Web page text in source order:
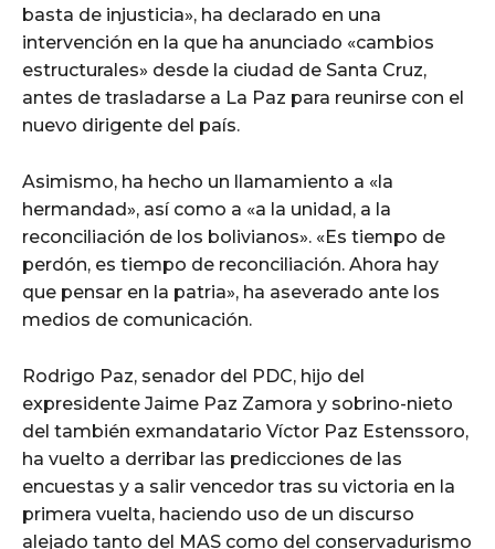
basta de injusticia», ha declarado en una
intervención en la que ha anunciado «cambios
estructurales» desde la ciudad de Santa Cruz,
antes de trasladarse a La Paz para reunirse con el
nuevo dirigente del país.
Asimismo, ha hecho un llamamiento a «la
hermandad», así como a «a la unidad, a la
reconciliación de los bolivianos». «Es tiempo de
perdón, es tiempo de reconciliación. Ahora hay
que pensar en la patria», ha aseverado ante los
medios de comunicación.
Rodrigo Paz, senador del PDC, hijo del
expresidente Jaime Paz Zamora y sobrino-nieto
del también exmandatario Víctor Paz Estenssoro,
ha vuelto a derribar las predicciones de las
encuestas y a salir vencedor tras su victoria en la
primera vuelta, haciendo uso de un discurso
alejado tanto del MAS como del conservadurismo